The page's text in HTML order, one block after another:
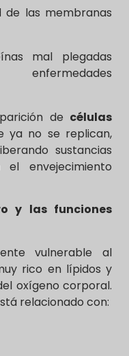
de las membranas
mal plegadas
de células
ya no se replican,
sustancias
el envejecimiento
y las funciones
vulnerable al
rico en lípidos y
oxígeno corporal.
relacionado con: